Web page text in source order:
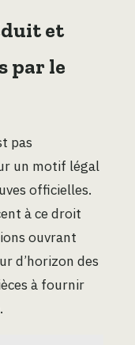
et
par le
pas
un motif légal
officielles.
à ce droit
ouvrant
d’horizon des
à fournir